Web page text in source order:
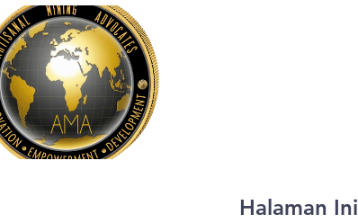
Halaman